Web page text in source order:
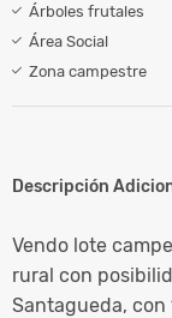
Árboles frutales
Área Social
Zona campestre
Descripción
Vendo lote
rural con
Santagueda, con